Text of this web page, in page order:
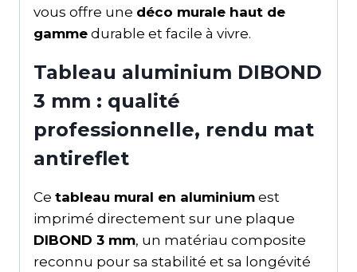
vous offre une déco murale haut de
gamme durable et facile à vivre.
Tableau aluminium DIBOND
3 mm : qualité
professionnelle, rendu mat
antireflet
Ce tableau mural en aluminium est
imprimé directement sur une plaque
DIBOND 3 mm, un matériau composite
reconnu pour sa stabilité et sa longévité